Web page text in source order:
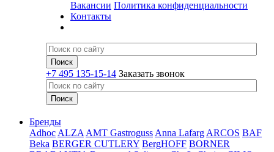
Вакансии Политика конфиденциальности
Контакты
+7 495 135-15-14 Заказать звонок
Бренды
Adhoc ALZA AMT Gastroguss Anna Lafarg ARCOS BAF
Beka BERGER CUTLERY BergHOFF BORNER